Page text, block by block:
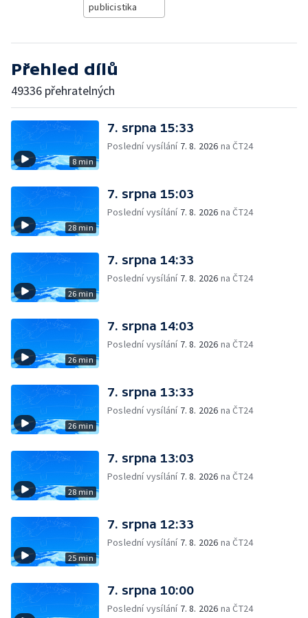
publicistika
Přehled dílů
49336 přehratelných
8 min
7. srpna 15:33
Poslední vysílání 7. 8. 2026 na ČT24
28 min
7. srpna 15:03
Poslední vysílání 7. 8. 2026 na ČT24
26 min
7. srpna 14:33
Poslední vysílání 7. 8. 2026 na ČT24
26 min
7. srpna 14:03
Poslední vysílání 7. 8. 2026 na ČT24
26 min
7. srpna 13:33
Poslední vysílání 7. 8. 2026 na ČT24
28 min
7. srpna 13:03
Poslední vysílání 7. 8. 2026 na ČT24
25 min
7. srpna 12:33
Poslední vysílání 7. 8. 2026 na ČT24
7. srpna 10:00
Poslední vysílání 7. 8. 2026 na ČT24